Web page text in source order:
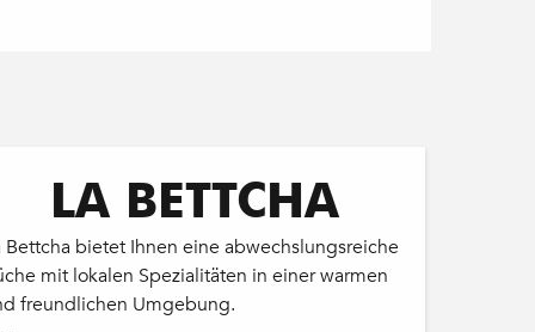
LA BETTCHA
Bettcha bietet Ihnen eine abwechslungsreiche
mit lokalen Spezialitäten in einer warmen
freundlichen Umgebung.